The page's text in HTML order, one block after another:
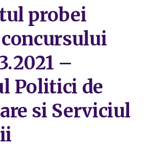
probei
–
Politici de
si Serviciul